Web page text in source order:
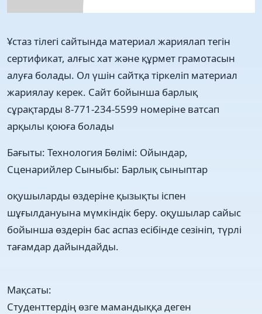
Ұстаз тілегі сайтында материал жариялап тегін
сертификат, алғыс хат және құрмет грамотасын
алуға болады. Ол үшін сайтқа тіркеліп материал
жариялау керек. Сайт бойынша барлық
сұрақтарды 8-771-234-5599 номеріне ватсап
арқылы қоюға болады
Бағыты: Технология Бөлімі: Ойындар,
Сценарийлер Сыныбы: Барлық сыныптар
оқушыларды өздеріне қызықты іспен
шұғылдануына мүмкіндік беру. оқушылар сайыс
бойынша өздерін бас аспаз есібінде сезініп, түрлі
тағамдар дайындайды.
Мақсаты:
Студенттердің өзге мамандыққа деген